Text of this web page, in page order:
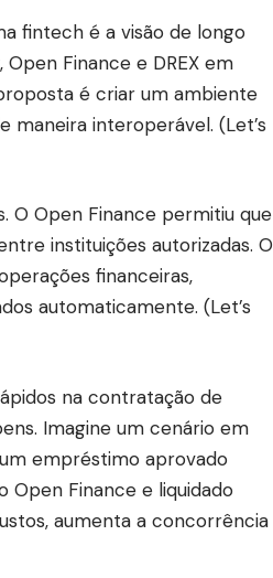
fintech é a visão de longo
Finance e DREX em
é criar um ambiente
maneira interoperável. (Let’s
O Open Finance permitiu que
instituições autorizadas. O
financeiras,
automaticamente. (Let’s
na contratação de
Imagine um cenário em
empréstimo aprovado
Finance e liquidado
aumenta a concorrência